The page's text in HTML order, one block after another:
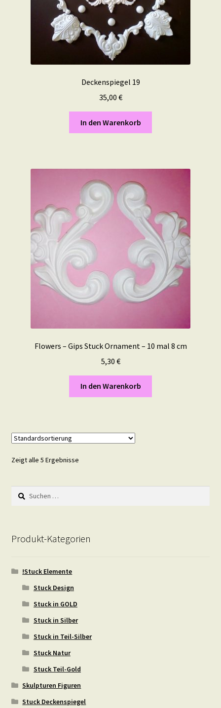
Deckenspiegel 19
35,00 €
In den Warenkorb
Flowers – Gips Stuck Ornament – 10 mal 8 cm
5,30 €
In den Warenkorb
Zeigt alle 5 Ergebnisse
Suchen
nach:
Produkt-Kategorien
!Stuck Elemente
Stuck Design
Stuck in GOLD
Stuck in Silber
Stuck in Teil-Silber
Stuck Natur
Stuck Teil-Gold
Skulpturen Figuren
Stuck Deckenspiegel